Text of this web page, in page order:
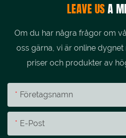
LEAVE USA
Om du har några frågor om
oss gärna, vi är online
priser och produkter av
Företagsnamn
E-Post